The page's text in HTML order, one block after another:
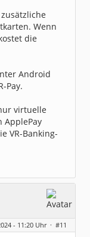
Wenn
die
Android
Pay.
virtuelle
ApplePay
VR-Banking-
- 11:20 Uhr · #11